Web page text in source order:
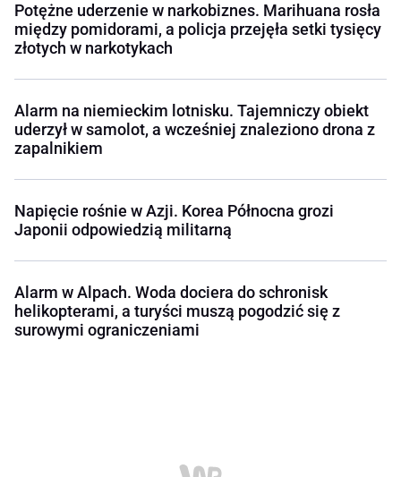
Potężne uderzenie w narkobiznes. Marihuana rosła
między pomidorami, a policja przejęła setki tysięcy
złotych w narkotykach
Alarm na niemieckim lotnisku. Tajemniczy obiekt
uderzył w samolot, a wcześniej znaleziono drona z
zapalnikiem
Napięcie rośnie w Azji. Korea Północna grozi
Japonii odpowiedzią militarną
Alarm w Alpach. Woda dociera do schronisk
helikopterami, a turyści muszą pogodzić się z
surowymi ograniczeniami